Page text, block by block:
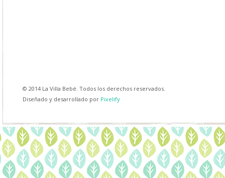
© 2014 La Villa Bebé. Todos los derechos reservados.
Diseñado y desarrollado por Pixelify